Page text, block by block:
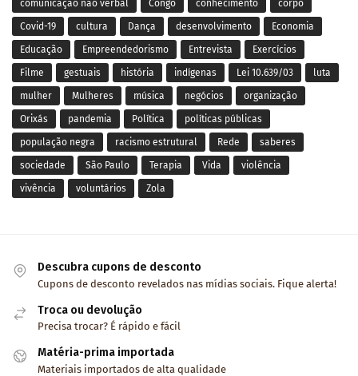
comunicação não verbal Congo conhecimento corpo
Covid-19 cultura Dança desenvolvimento Economia
Educação Empreendedorismo Entrevista Exercícios
Filme gestuais história indígenas Lei 10.639/03 luta
mulher Mulheres música negócios organização
Orixás pandemia Política políticas públicas
população negra racismo estrutural Rede saberes
sociedade São Paulo Terapia Vida violência
vivência voluntários Zola
Descubra cupons de desconto
Cupons de desconto revelados nas mídias sociais. Fique alerta!
Troca ou devolução
Precisa trocar? É rápido e fácil
Matéria-prima importada
Materiais importados de alta qualidade